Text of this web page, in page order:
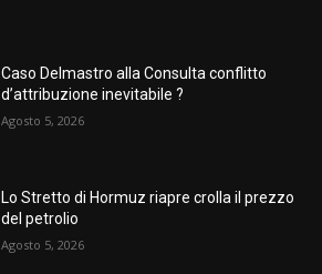
Caso Delmastro alla Consulta conflitto
d’attribuzione inevitabile ?
Agosto 5, 2026
Lo Stretto di Hormuz riapre crolla il prezzo
del petrolio
Agosto 5, 2026